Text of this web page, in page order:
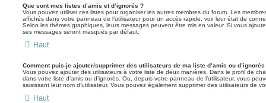
Que sont mes listes d’amis et d’ignorés ?
Vous pouvez utiliser ces listes pour organiser les autres membres du forum. Les
affichés dans votre panneau de l’utilisateur pour un accès rapide, voir leur état de
Selon les thèmes graphiques, leurs messages peuvent être mis en valeur. Si vous
ses messages seront masqués par défaut.
Haut
Comment puis-je ajouter/supprimer des utilisateurs de ma liste d’amis ou d’ignorés
Vous pouvez ajouter des utilisateurs à votre liste de deux manières. Dans le profil de
dans votre liste d’amis ou d’ignorés. Ou, depuis votre panneau de l’utilisateur, vous
saisissant leur nom d’utilisateur. Vous pouvez également supprimer des utilisateurs de
Haut